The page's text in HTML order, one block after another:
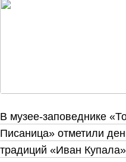
В музее-заповеднике
Писаница» отметили
традиций «Иван Купала»